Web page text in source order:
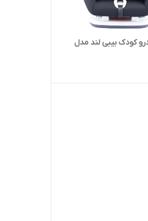
کودک بیبی لند مدل